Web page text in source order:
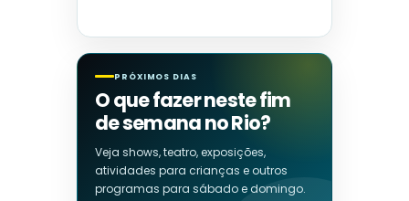
PRÓXIMOS DIAS
O que fazer neste fim
de semana no Rio?
Veja shows, teatro, exposições,
atividades para crianças e outros
programas para sábado e domingo.